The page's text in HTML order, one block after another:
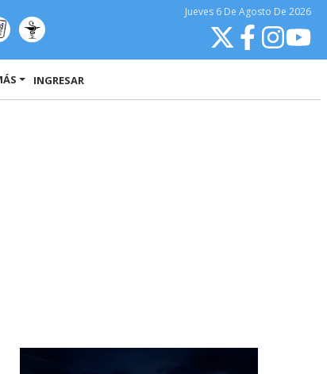
Jueves 6 De Agosto De 2026
INGRESAR